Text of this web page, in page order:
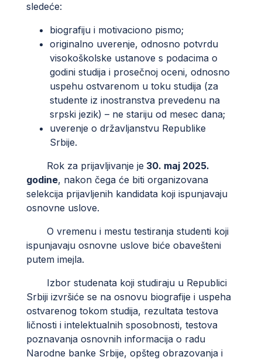
sledeće:
biografiju i motivaciono pismo;
originalno uverenje, odnosno potvrdu
visokoškolske ustanove s podacima o
godini studija i prosečnoj oceni, odnosno
uspehu ostvarenom u toku studija (za
studente iz inostranstva prevedenu na
srpski jezik) – ne stariju od mesec dana;
uverenje o državljanstvu Republike
Srbije.
Rok za prijavljivanje je 30. maj 2025.
godine, nakon čega će biti organizovana
selekcija prijavljenih kandidata koji ispunjavaju
osnovne uslove.
O vremenu i mestu testiranja studenti koji
ispunjavaju osnovne uslove biće obavešteni
putem imejla.
Izbor studenata koji studiraju u Republici
Srbiji izvršiće se na osnovu biografije i uspeha
ostvarenog tokom studija, rezultata testova
ličnosti i intelektualnih sposobnosti, testova
poznavanja osnovnih informacija o radu
Narodne banke Srbije, opšteg obrazovanja i